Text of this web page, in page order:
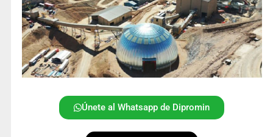
Únete al Whatsapp de Dipromin